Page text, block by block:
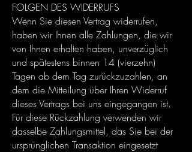
FOLGEN DES WIDERRUFS
Wenn Sie diesen Vertrag widerrufen,
haben wir Ihnen alle Zahlungen, die wir
von Ihnen erhalten haben, unverzüglich
und spätestens binnen 14 (vierzehn)
Tagen ab dem Tag zurückzuzahlen, an
dem die Mitteilung über Ihren Widerruf
dieses Vertrags bei uns eingegangen ist.
Für diese Rückzahlung verwenden wir
dasselbe Zahlungsmittel, das Sie bei der
ursprünglichen Transaktion eingesetzt